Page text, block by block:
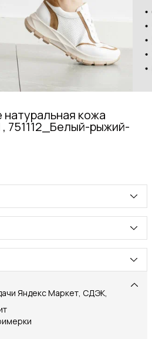
кожа
751112_Белый-рыжий-
Яндекс Маркет, СДЭК,